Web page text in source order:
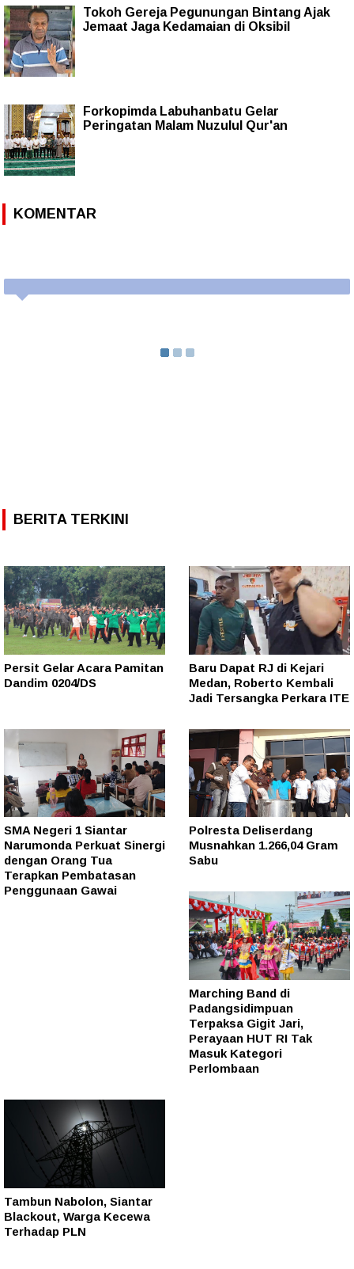
Tokoh Gereja Pegunungan Bintang Ajak
Jemaat Jaga Kedamaian di Oksibil
Forkopimda Labuhanbatu Gelar
Peringatan Malam Nuzulul Qur'an
KOMENTAR
BERITA TERKINI
Persit Gelar Acara Pamitan
Dandim 0204/DS
Baru Dapat RJ di Kejari
Medan, Roberto Kembali
Jadi Tersangka Perkara ITE
SMA Negeri 1 Siantar
Narumonda Perkuat Sinergi
dengan Orang Tua
Terapkan Pembatasan
Penggunaan Gawai
Polresta Deliserdang
Musnahkan 1.266,04 Gram
Sabu
Marching Band di
Padangsidimpuan
Terpaksa Gigit Jari,
Perayaan HUT RI Tak
Masuk Kategori
Perlombaan
Tambun Nabolon, Siantar
Blackout, Warga Kecewa
Terhadap PLN